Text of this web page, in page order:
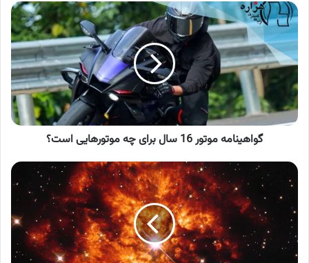
گواهینامه
موتور
16
سال
برای
چه
موتورهایی
است؟
گواهینامه موتور 16 سال برای چه موتورهایی است؟
تصویر
روز
ناسا:
نمایی
خیره‌کننده
از
مرگ